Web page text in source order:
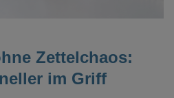
Zettelchaos:
im Griff